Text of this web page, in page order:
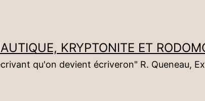
KRYPTONITE ET
qu'on devient écriveron" R. Queneau,